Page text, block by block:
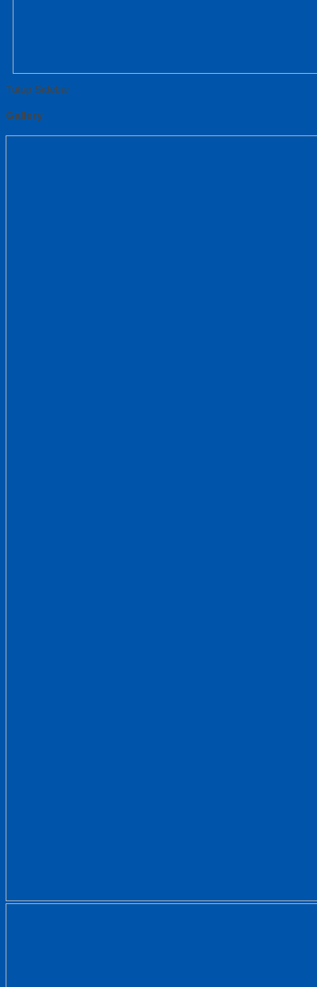
Tutup Sidebar
Gallery